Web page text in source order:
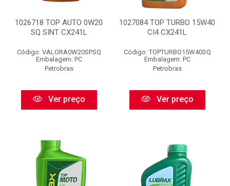
1026718 TOP AUTO 0W20
SQ SINT CX241L
Código: VALORA0W20SPSQ
Embalagem: PC
Petrobras
Ver preço
1027084 TOP TURBO 15W40
CI4 CX241L
Código: TOPTURBO15W40SQ
Embalagem: PC
Petrobras
Ver preço